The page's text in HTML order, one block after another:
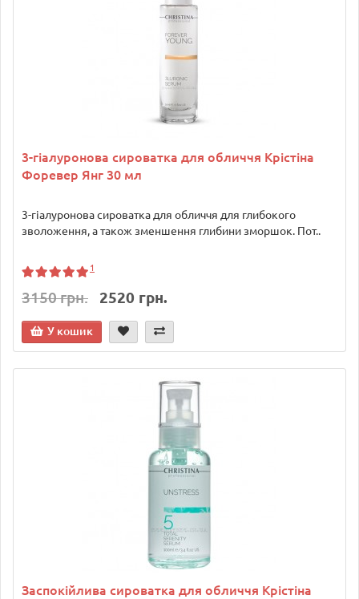
3-гіалуронова сироватка для обличчя Крістіна
Форевер Янг 30 мл
3-гіалуронова сироватка для обличчя для глибокого
зволоження, а також зменшення глибини зморшок. Пот..
1
3150 грн. 2520 грн.
У кошик
Заспокійлива сироватка для обличчя Крістіна